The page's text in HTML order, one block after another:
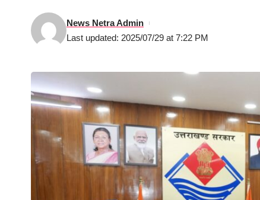
Last updated: 2025/07/29 at 7:22 PM
News Netra Admin